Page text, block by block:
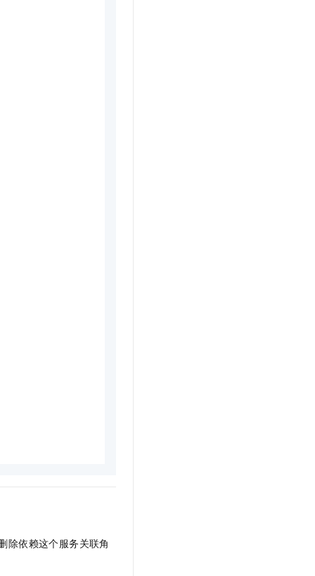
除依赖这个服务关联角